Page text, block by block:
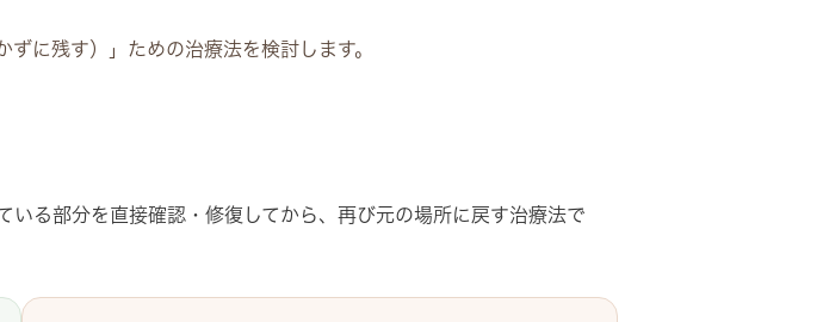
に残す）」ための治療法を検討します。
る部分を直接確認・修復してから、再び元の場所に戻す治療法で